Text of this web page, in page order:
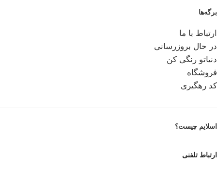
برگه‌ها
ارتباط با ما
در حال بروزرسانی
دنیاتو رنگی کن
فروشگاه
کد رهگیری
اسلایم چیست؟
ارتباط تلفنی